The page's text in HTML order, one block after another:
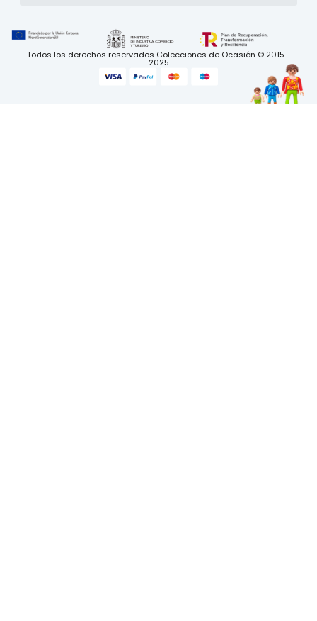
Todos los derechos reservados Colecciones de Ocasión © 2015 -
2025